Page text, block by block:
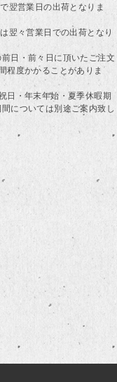
翌営業日の出荷となりま
翌々営業日での出荷となり
日・前々日に頂いたご注文
程度かかることがありま
日・年末年始・夏季休暇期
については別途ご案内致し